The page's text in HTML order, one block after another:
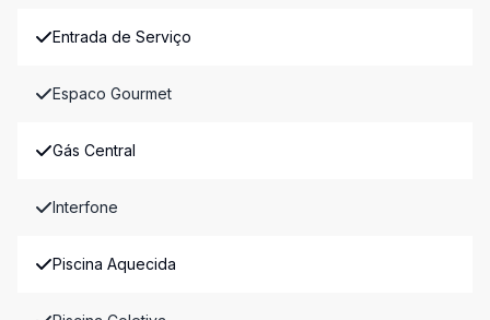
Entrada de Serviço
Espaco Gourmet
Gás Central
Interfone
Piscina Aquecida